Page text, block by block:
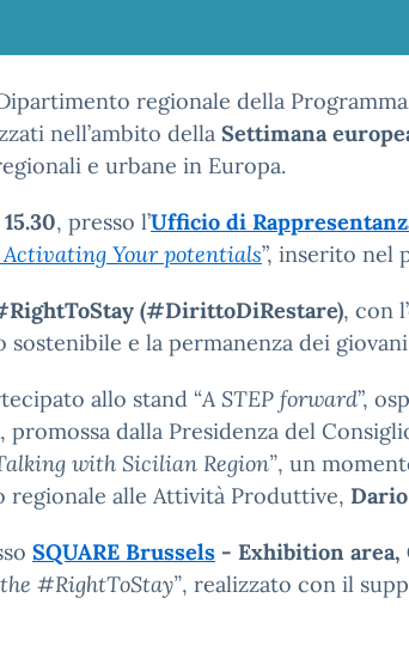
regionale della
nell’ambito della Settimana
e urbane in Europa.
, presso l’Ufficio di
Your potentials”, inserito nel
(#DirittoDiRestare), con
sostenibile e la permanenza dei
allo stand “A STEP forward”,
, promossa dalla Presidenza del
with Sicilian Region”, un
alle Attività Produttive,
SQUARE Brussels - Exhibition area,
#RightToStay”, realizzato con il